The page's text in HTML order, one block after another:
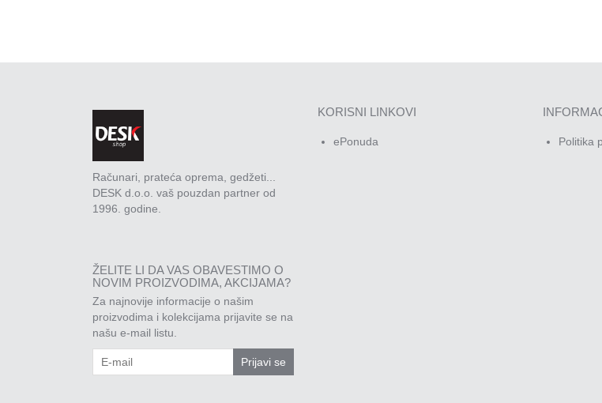
Računari, prateća oprema, gedžeti...
DESK d.o.o. vaš pouzdan partner od
1996. godine.
KORISNI LINKOVI
ePonuda Politika
ŽELITE LI DA VAS OBAVESTIMO O
NOVIM PROIZVODIMA, AKCIJAMA?
Za najnovije informacije o našim
proizvodima i kolekcijama prijavite se na
našu e-mail listu.
Prijavi se